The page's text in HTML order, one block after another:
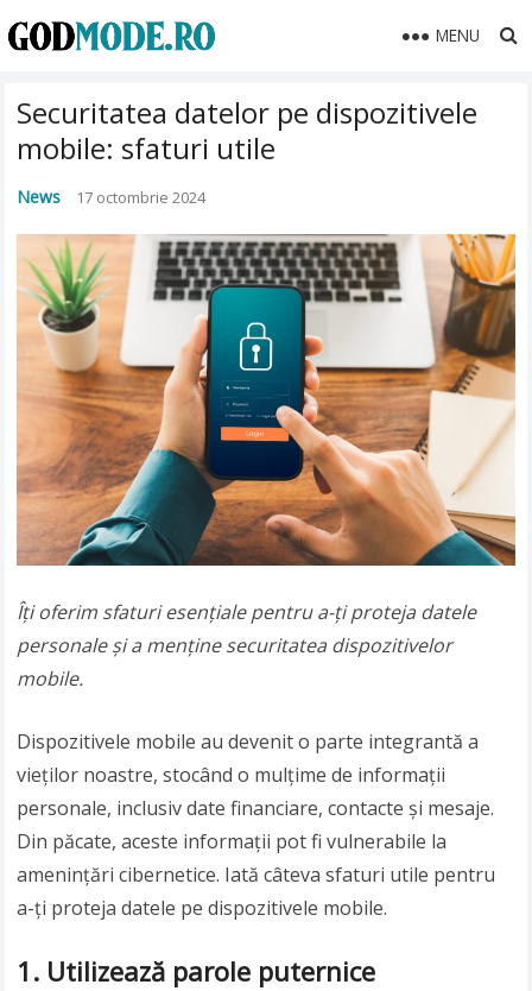
MENU
Securitatea datelor pe dispozitivele
mobile: sfaturi utile
News 17 octombrie 2024
Îți oferim sfaturi esențiale pentru a-ți proteja datele
personale și a menține securitatea dispozitivelor
mobile.
Dispozitivele mobile au devenit o parte integrantă a
vieților noastre, stocând o mulțime de informații
personale, inclusiv date financiare, contacte și mesaje.
Din păcate, aceste informații pot fi vulnerabile la
amenințări cibernetice. Iată câteva sfaturi utile pentru
a-ți proteja datele pe dispozitivele mobile.
1. Utilizează parole puternice